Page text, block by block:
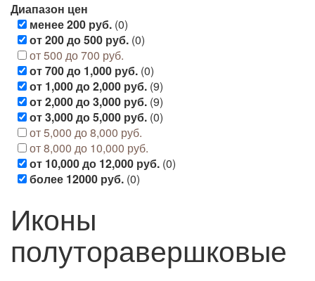
Диапазон цен
менее 200 руб. (0)
от 200 до 500 руб. (0)
от 500 до 700 руб.
от 700 до 1,000 руб. (0)
от 1,000 до 2,000 руб. (9)
от 2,000 до 3,000 руб. (9)
от 3,000 до 5,000 руб. (0)
от 5,000 до 8,000 руб.
от 8,000 до 10,000 руб.
от 10,000 до 12,000 руб. (0)
более 12000 руб. (0)
Иконы
полуторавершковые